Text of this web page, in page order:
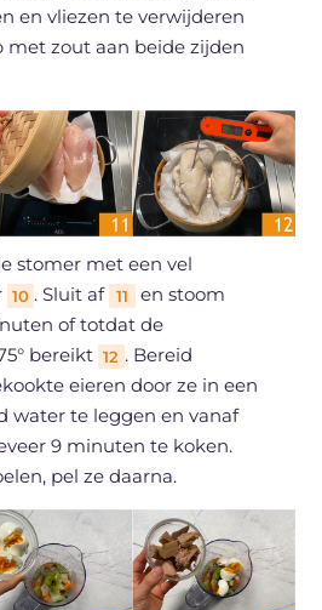
en vliezen te verwijderen
met zout aan beide zijden
stomer met een vel
10 . Sluit af 11
en stoom
of totdat de
bereikt 12 . Bereid
eieren door ze in een
water te leggen en vanaf
9 minuten te koken.
pel ze daarna.